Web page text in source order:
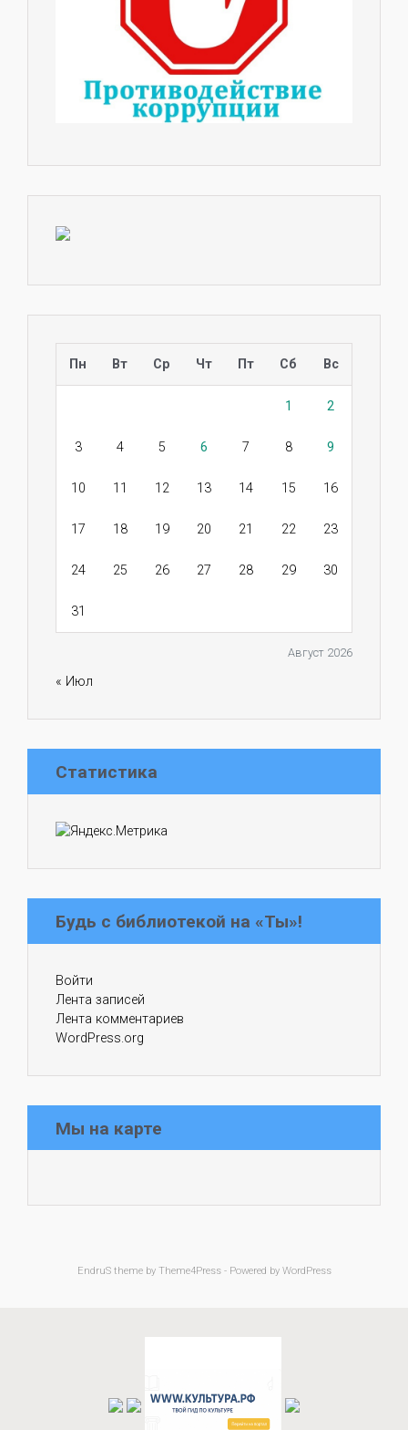
Август 2026
Пн Вт Ср Чт Пт Сб Вс
1 2
3 4 5 6 7 8 9
10 11 12 13 14 15 16
17 18 19 20 21 22 23
24 25 26 27 28 29 30
31
« Июл
Статистика
Будь с библиотекой на «Ты»!
Войти
Лента записей
Лента комментариев
WordPress.org
Мы на карте
EndruStheme by Theme4Press - Powered by WordPress